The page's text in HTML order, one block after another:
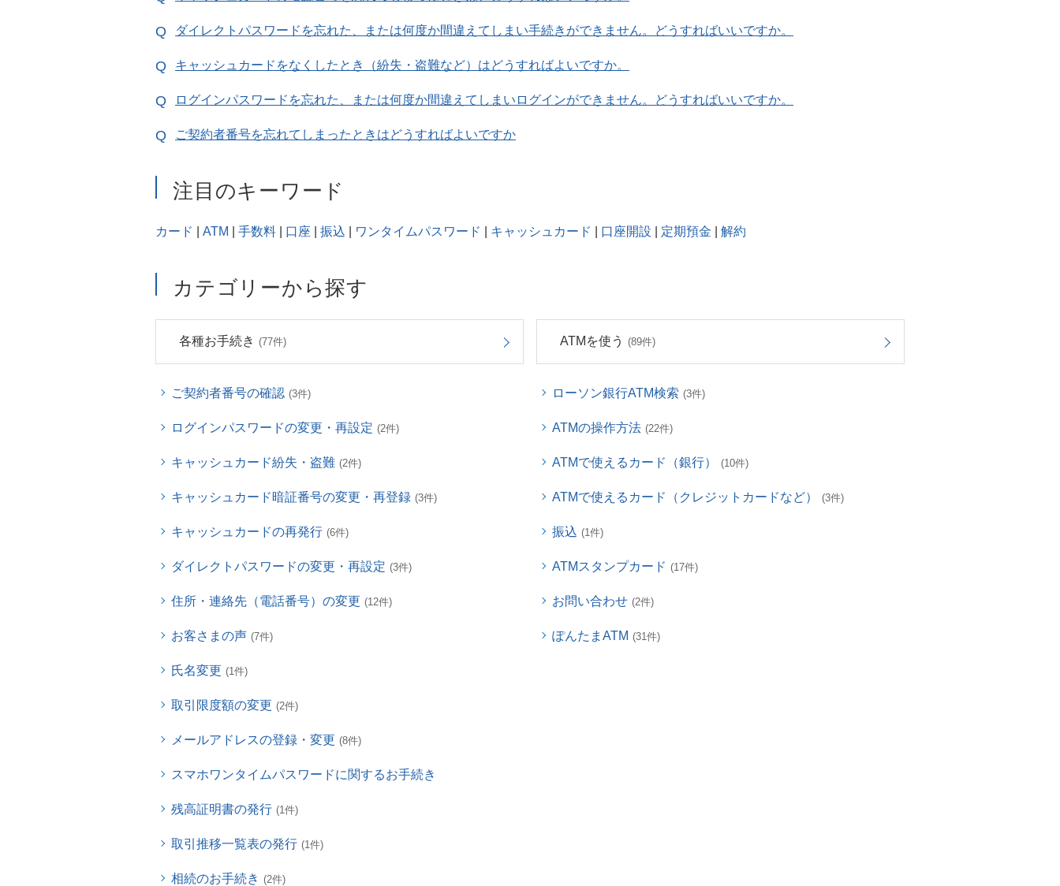
ダイレクトパスワードを忘れた、または何度か間違えてしまい手続きができません。どうすればいいですか。
キャッシュカードをなくしたとき（紛失・盗難など）はどうすればよいですか。
ログインパスワードを忘れた、または何度か間違えてしまいログインができません。どうすればいいですか。
ご契約者番号を忘れてしまったときはどうすればよいですか
注目のキーワード
カード ATM 手数料 口座 振込 ワンタイムパスワード キャッシュカード 口座開設 定期預金 解約
カテゴリーから探す
各種お手続き (77件)
ご契約者番号の確認 (3件)
ログインパスワードの変更・再設定 (2件)
キャッシュカード紛失・盗難 (2件)
キャッシュカード暗証番号の変更・再登録 (3件)
キャッシュカードの再発行 (6件)
ダイレクトパスワードの変更・再設定 (3件)
住所・連絡先（電話番号）の変更 (12件)
お客さまの声 (7件)
氏名変更 (1件)
取引限度額の変更 (2件)
メールアドレスの登録・変更 (8件)
スマホワンタイムパスワードに関するお手続き
残高証明書の発行 (1件)
取引推移一覧表の発行 (1件)
相続のお手続き (2件)
ATMを使う (89件)
ローソン銀行ATM検索 (3件)
ATMの操作方法 (22件)
ATMで使えるカード（銀行） (10件)
ATMで使えるカード（クレジットカードなど） (3件)
振込 (1件)
ATMスタンプカード (17件)
お問い合わせ (2件)
ぽんたまATM (31件)